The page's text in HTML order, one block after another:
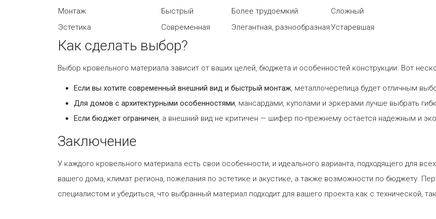
Монтаж
Быстрый Более трудоемкий
Сложный
Эстетика
Современная Элегантная, разнообразнаяУстаревшая
Как сделать выбор?
Выбор кровельного материала зависит от ваших целей, бюджета и особенностей конструкции. Вот
Если вы хотите современный внешний вид и быстрый монтаж, металлочерепица будет отличным
Для домов с архитектурными особенностями, мансардами, куполами и эркерами лучше выбрать
Если бюджет ограничен, а внешний вид не критичен — шифер по-прежнему остается надежным и
Заключение
У каждого кровельного материала есть свои особенности, и идеального варианта, подходящего для
вашего дома, климат региона, пожелания по эстетике и акустике, а также возможности по бюджету.
специалистом и убедиться, что выбранный материал подходит для вашего проекта как с технической,